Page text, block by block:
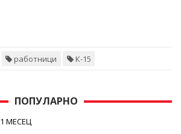
работници К-15
ПОПУЛАРНО
1 МЕСЕЦ